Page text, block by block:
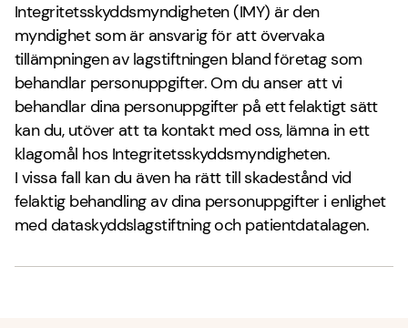
Integritetsskyddsmyndigheten (IMY) är den
myndighet som är ansvarig för att övervaka
tillämpningen av lagstiftningen bland företag som
behandlar personuppgifter. Om du anser att vi
behandlar dina personuppgifter på ett felaktigt sätt
kan du, utöver att ta kontakt med oss, lämna in ett
klagomål hos Integritetsskyddsmyndigheten.
I vissa fall kan du även ha rätt till skadestånd vid
felaktig behandling av dina personuppgifter i enlighet
med dataskyddslagstiftning och patientdatalagen.